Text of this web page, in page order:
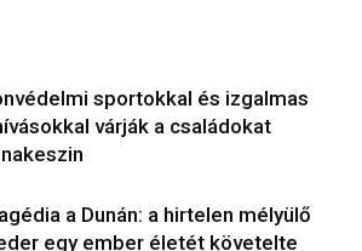
sportokkal és izgalmas
várják a családokat
a Dunán: a hirtelen mélyülő
egy ember életét követelte